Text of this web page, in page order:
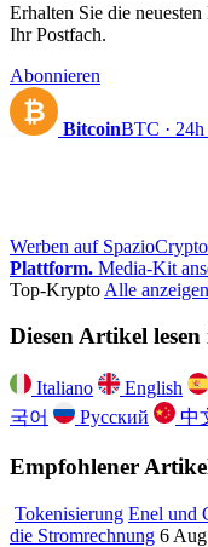
Erhalten Sie die
Ihr Postfach.
Abonnieren
₿
BitcoinBTC · 24h
Werben auf SpazioCrypto
Plattform. Media-Kit
Top-Krypto Alle
Diesen Artikel lesen
Italiano English
국어
Русский 中
Empfohlener
Tokenisierung Enel und
die Stromrechnung 6